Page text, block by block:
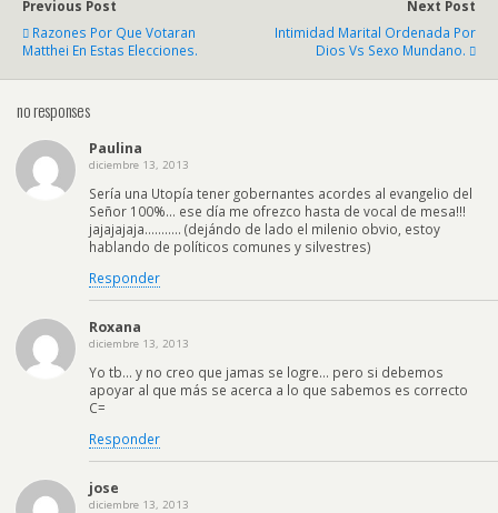
Previous Post
Razones Por Que Votaran
Matthei En Estas Elecciones.
Next Post
Intimidad Marital Ordenada Por
Dios Vs Sexo Mundano.
no responses
Paulina
diciembre 13, 2013
Sería una Utopía tener gobernantes acordes al evangelio del
Señor 100%… ese día me ofrezco hasta de vocal de mesa!!!
jajajajaja……….. (dejándo de lado el milenio obvio, estoy
hablando de políticos comunes y silvestres)
Responder
Roxana
diciembre 13, 2013
Yo tb… y no creo que jamas se logre… pero si debemos
apoyar al que más se acerca a lo que sabemos es correcto
C=
Responder
jose
diciembre 13, 2013